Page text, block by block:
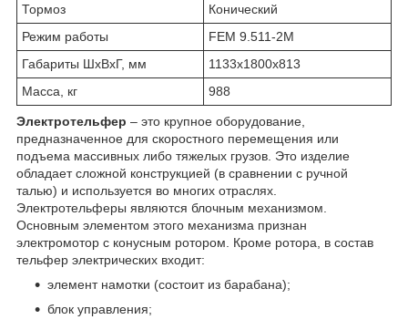
Тормоз
Конический
Режим работы
FEM 9.511-2М
Габариты ШхВхГ, мм
1133х1800х813
Масса, кг
988
Электротельфер – это крупное оборудование,
предназначенное для скоростного перемещения или
подъема массивных либо тяжелых грузов. Это изделие
обладает сложной конструкцией (в сравнении с ручной
талью) и используется во многих отраслях.
Электротельферы являются блочным механизмом.
Основным элементом этого механизма признан
электромотор с конусным ротором. Кроме ротора, в состав
тельфер электрических входит:
элемент намотки (состоит из барабана);
блок управления;